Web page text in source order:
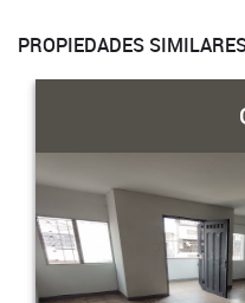
PROPIEDADES